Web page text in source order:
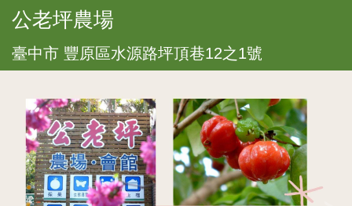
公老坪農場
臺中市 豐原區水源路坪頂巷12之1號